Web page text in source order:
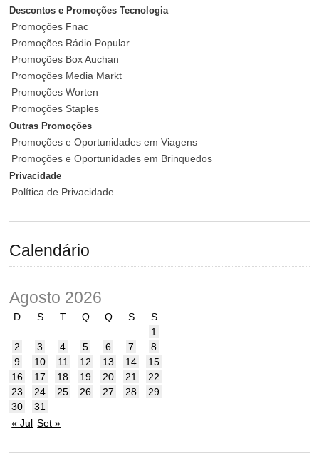
Descontos e Promoções Tecnologia
Promoções Fnac
Promoções Rádio Popular
Promoções Box Auchan
Promoções Media Markt
Promoções Worten
Promoções Staples
Outras Promoções
Promoções e Oportunidades em Viagens
Promoções e Oportunidades em Brinquedos
Privacidade
Política de Privacidade
Calendário
Agosto 2026
D S T Q Q S
S
1
2
3 4 5 6 7
8
9
10 11 12 13 14
15
16
17 18 19 20 21
22
23
24 25 26 27 28
29
30
31
« Jul Set »